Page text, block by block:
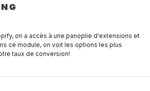
on a accès à une panoplie d'extensions et
ce module, on voit les options les plus
taux de conversion!